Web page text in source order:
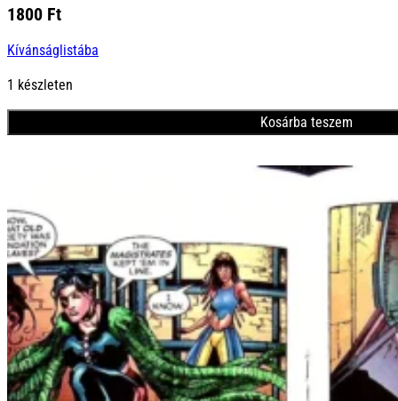
1800 Ft
Kívánságlistába
1 készleten
Kosárba teszem